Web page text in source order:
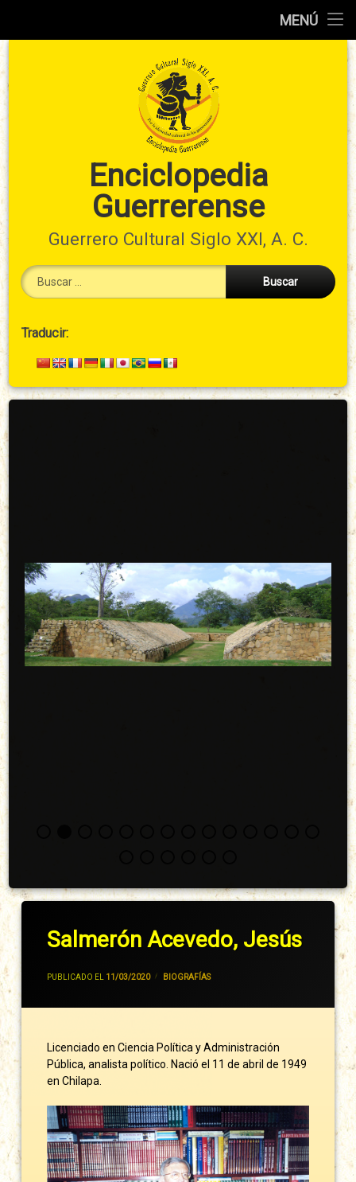
MENÚ
Enciclopedia
Guerrerense
Guerrero Cultural Siglo XXI, A. C.
Cabecera
Secundario
Traducir:
Arriba
Salmerón Acevedo, Jesús
PUBLICADO EL 11/03/2020
JIVANCM
CATEGORÍAS:
BIOGRAFÍAS
Licenciado en Ciencia Política y Administración
Pública, analista político. Nació el 11 de abril de 1949
en Chilapa.